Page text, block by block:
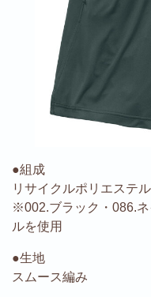
●組成
リサイクルポリエステ
※002.ブラック・086.
ルを使用
●生地
スムース編み